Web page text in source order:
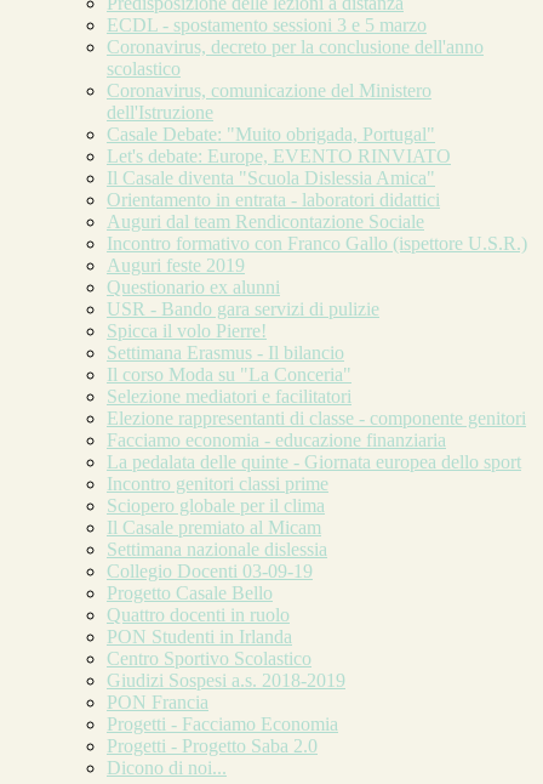
ECDL - spostamento sessioni 3 e 5 marzo
Coronavirus, decreto per la conclusione dell'anno
scolastico
Coronavirus, comunicazione del Ministero
dell'Istruzione
Casale Debate: "Muito obrigada, Portugal"
Let's debate: Europe, EVENTO RINVIATO
Il Casale diventa "Scuola Dislessia Amica"
Orientamento in entrata - laboratori didattici
Auguri dal team Rendicontazione Sociale
Incontro formativo con Franco Gallo (ispettore U.S.R.)
Auguri feste 2019
Questionario ex alunni
USR - Bando gara servizi di pulizie
Spicca il volo Pierre!
Settimana Erasmus - Il bilancio
Il corso Moda su "La Conceria"
Selezione mediatori e facilitatori
Elezione rappresentanti di classe - componente genitori
Facciamo economia - educazione finanziaria
La pedalata delle quinte - Giornata europea dello sport
Incontro genitori classi prime
Sciopero globale per il clima
Il Casale premiato al Micam
Settimana nazionale dislessia
Collegio Docenti 03-09-19
Progetto Casale Bello
Quattro docenti in ruolo
PON Studenti in Irlanda
Centro Sportivo Scolastico
Giudizi Sospesi a.s. 2018-2019
PON Francia
Progetti - Facciamo Economia
Progetti - Progetto Saba 2.0
Dicono di noi...